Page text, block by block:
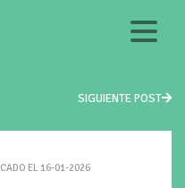
SIGUIENTE POST
EL 16-01-2026